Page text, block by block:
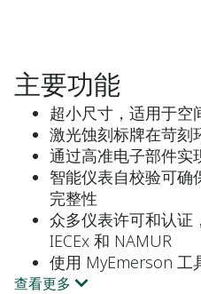
主要功能
超小尺寸，适用于空
激光蚀刻标牌在苛刻
通过高准电子部件实
智能仪表自校验可确
完整性
众多仪表许可和认证
IECEx 和 NAMUR
使用 MyEmerson 工
查看更多